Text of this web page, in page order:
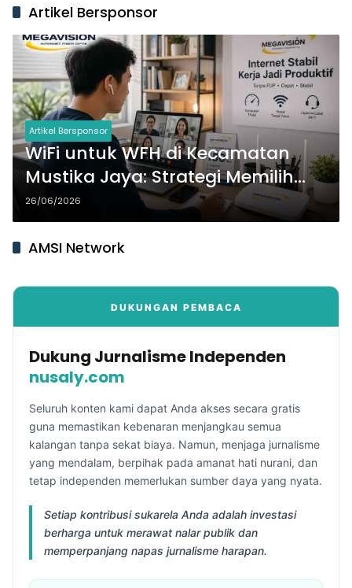
Artikel Bersponsor
Artikel Bersponsor
WiFi untuk WFH di Kecamatan
Mustika Jaya: Strategi Memilih
Koneksi yang Stabil
26/06/2026
AMSI Network
DUKUNGAN PEMBACA
Dukung Jurnalisme Independen
nusaly.com
Seluruh konten kami dapat Anda akses secara gratis
guna memastikan kebenaran menjangkau semua
kalangan tanpa sekat biaya. Namun, menjaga jurnalisme
yang mendalam, berpihak pada amanat hati nurani, dan
tetap independen memerlukan sumber daya yang nyata.
Setiap kontribusi sukarela Anda adalah investasi
berharga untuk merawat nalar publik dan
memperpanjang napas jurnalisme harapan.